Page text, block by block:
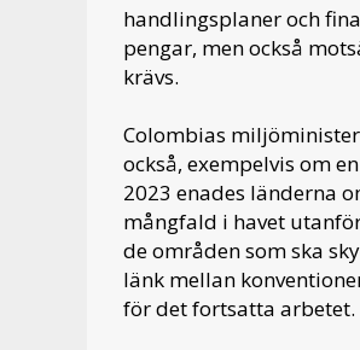
handlingsplaner och
pengar, men också
krävs.
Colombias
också, exempelvis om
2023 enades länderna
mångfald i havet
de områden som ska
länk mellan
för det fortsatta arbetet.